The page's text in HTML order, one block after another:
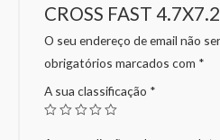
CROSS FAST
O seu endereço de email não
obrigatórios marcados com *
A sua classificação *